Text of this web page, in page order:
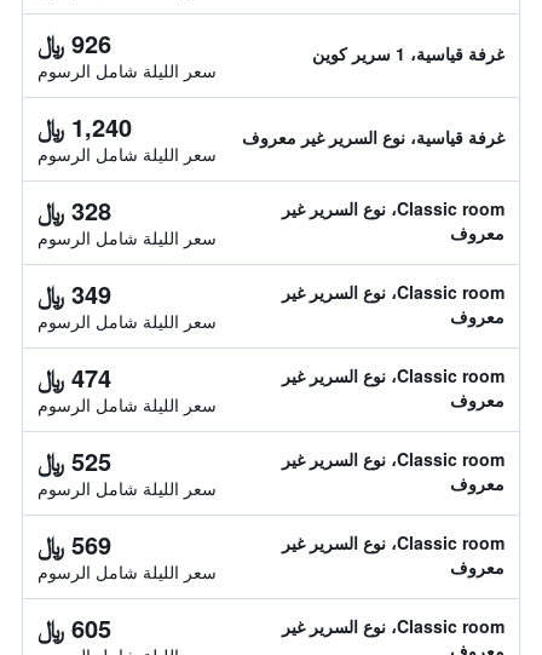
غرفة قياسية، 1 سرير كوين 926 ﷼
سعر الليلة شامل الرسوم
غرفة قياسية، نوع السرير غير معروف 1,240 ﷼
سعر الليلة شامل الرسوم
Classic room، نوع السرير غير
معروف
328 ﷼
سعر الليلة شامل الرسوم
Classic room، نوع السرير غير
معروف
349 ﷼
سعر الليلة شامل الرسوم
Classic room، نوع السرير غير
معروف
474 ﷼
سعر الليلة شامل الرسوم
Classic room، نوع السرير غير
معروف
525 ﷼
سعر الليلة شامل الرسوم
Classic room، نوع السرير غير
معروف
569 ﷼
سعر الليلة شامل الرسوم
Classic room، نوع السرير غير
معروف
605 ﷼